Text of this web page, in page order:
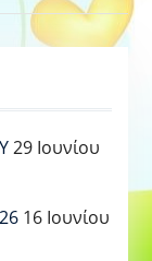
29 Ιουνίου
16 Ιουνίου